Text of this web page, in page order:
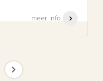
meer info